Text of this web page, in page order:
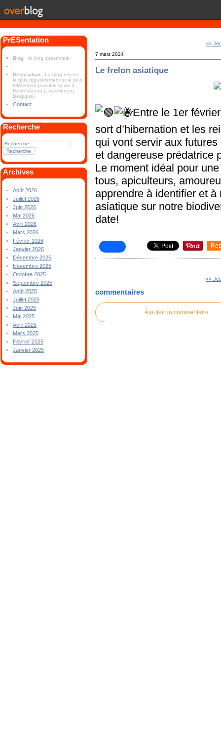
PrÉSentation
Blog : le blog chestrolais
Description : Le blog retrace
le plus régulièrement et le plus
fidèlement possible la vie à
Neufchâteau (Luxembourg-
Belgique).
Contact
Recherche
Archives
Août 2026
Juillet 2026
Juin 2026
Mai 2026
Avril 2026
Mars 2026
Février 2026
Janvier 2026
Décembre 2025
Novembre 2025
Octobre 2025
Septembre 2025
Août 2025
Juillet 2025
Juin 2025
Mai 2025
Avril 2025
Mars 2025
Février 2025
Janvier 2025
<<
7 mars 2024
Le frelon asiatique
Entre le 1er
sort d’hibernation et les
qui vont servir aux
et dangereuse prédatrice
Le moment idéal pour
tous, apiculteurs,
apprendre à identifier et
asiatique sur notre
date!
<<
commentaires
Ajouter un commentaire